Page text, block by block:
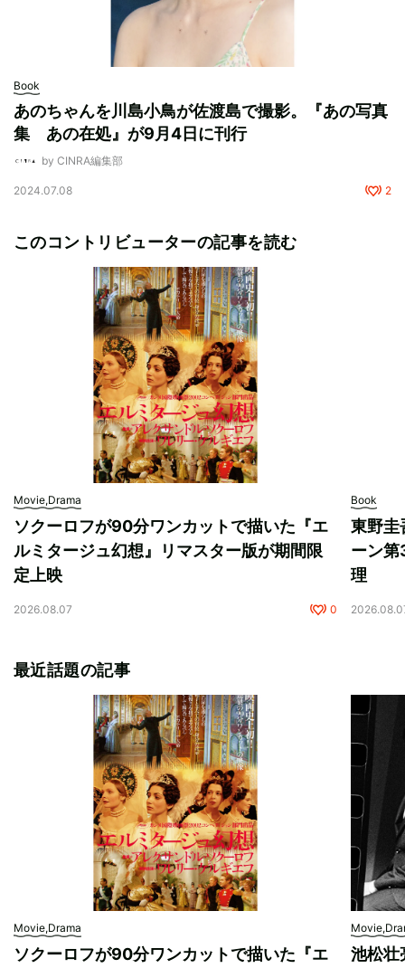
Book
あのちゃんを川島小鳥が佐渡島で撮影。『あの写真
集 あの在処』が9月4日に刊行
by CINRA編集部
2024.07.08 2
このコントリビューターの記事を読む
Movie,Drama
ソクーロフが90分ワンカットで描いた『エ
ルミタージュ幻想』リマスター版が期間限
定上映
2026.08.07 0
Book
東野圭
ーン第
理
最近話題の記事
Movie,Drama
ソクーロフが90分ワンカットで描いた『エ
池松壮